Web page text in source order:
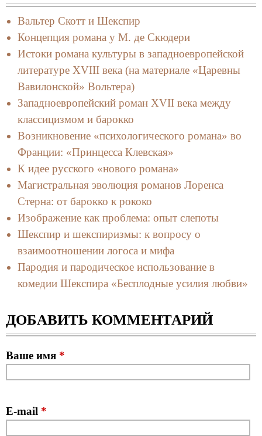
Вальтер Скотт и Шекспир
Концепция романа у М. де Скюдери
Истоки романа культуры в западноевропейской
литературе XVIII века (на материале «Царевны
Вавилонской» Вольтера)
Западноевропейский роман XVII века между
классицизмом и барокко
Возникновение «психологического романа» во
Франции: «Принцесса Клевская»
К идее русского «нового романа»
Магистральная эволюция романов Лоренса
Стерна: от барокко к рококо
Изображение как проблема: опыт слепоты
Шекспир и шекспиризмы: к вопросу о
взаимоотношении логоса и мифа
Пародия и пародическое использование в
комедии Шекспира «Бесплодные усилия любви»
ДОБАВИТЬ КОММЕНТАРИЙ
Ваше имя *
E-mail *